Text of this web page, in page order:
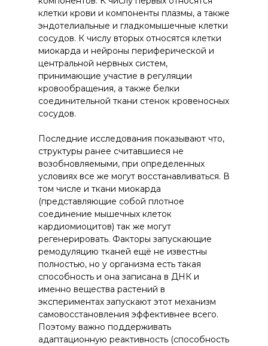
клетки крови и компоненты плазмы, а также
эндотелиальные и гладкомышечные клетки
сосудов. К числу вторых относятся клетки
миокарда и нейроны периферической и
центральной нервных систем,
принимающие участие в регуляции
кровообращения, а также белки
соединительной ткани стенок кровеносных
сосудов.
Последние исследования показывают что,
структуры ранее считавшиеся не
возобновляемыми, при определенных
условиях все же могут восстанавливаться. В
том числе и ткани миокарда
(представляющие собой плотное
соединение мышечных клеток
кардиомиоцитов) так же могут
регенерировать. Факторы запускающие
ремодуляцию тканей ещё не известны
полностью, но у организма есть такая
способность и она записана в ДНК и
именно вещества растений в
экспериментах запускают этот механизм
самовосстановления эффективнее всего.
Поэтому важно поддерживать
адаптационную реактивность (способность